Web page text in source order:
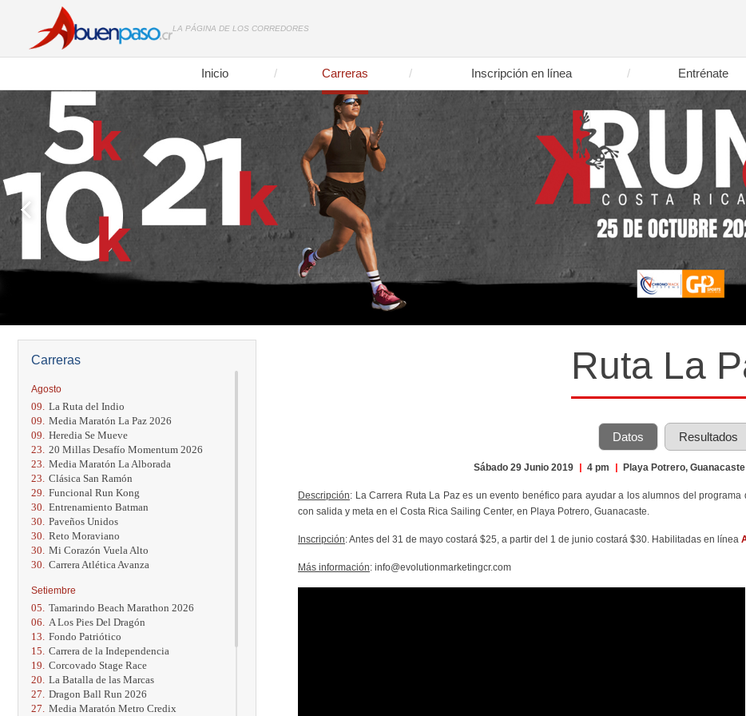
LA PÁGINA DE LOS CORREDORES
Inicio Carreras Inscripción en línea Entrénate
Carreras
Agosto
09. La Ruta del Indio
09. Media Maratón La Paz 2026
09. Heredia Se Mueve
23. 20 Millas Desafío Momentum 2026
23. Media Maratón La Alborada
23. Clásica San Ramón
29. Funcional Run Kong
30. Entrenamiento Batman
30. Paveños Unidos
30. Reto Moraviano
30. Mi Corazón Vuela Alto
30. Carrera Atlética Avanza
Setiembre
05. Tamarindo Beach Marathon 2026
06.
A Los Pies Del Dragón
13. Fondo Patriótico
15. Carrera de la Independencia
19. Corcovado Stage Race
20. La Batalla de las Marcas
27. Dragon Ball Run 2026
27. Media Maratón Metro Credix
Ruta La
Datos Resultados
Sábado 29 Junio 2019 | 4 pm | Playa Potrero, Guanacaste
Descripción: La Carrera Ruta La Paz es un evento benéfico para ayudar a los alumnos del
con salida y meta en el Costa Rica Sailing Center, en Playa Potrero, Guanacaste.
Inscripción: Antes del 31 de mayo costará $25, a partir del 1 de junio costará $30. Habilitadas en línea
Más información: info@evolutionmarketingcr.com